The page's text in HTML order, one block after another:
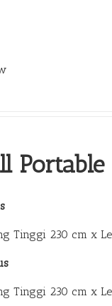
Portable
Tinggi 230 cm x
Tinggi 230 cm x